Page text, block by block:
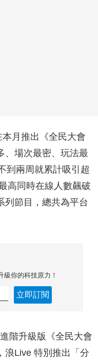
月推出《全民大會
、場次最密、玩法最
到兩周就累計吸引超
高同時在線人數飆破
列節目，總共為平台
級你的科技原力！
立即訂閱
階升級版《全民大會
浪Live 特別推出「分